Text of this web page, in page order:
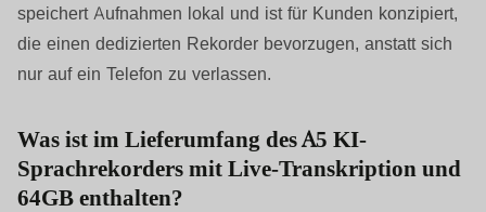
speichert Aufnahmen lokal und ist für Kunden konzipiert,
die einen dedizierten Rekorder bevorzugen, anstatt sich
nur auf ein Telefon zu verlassen.
Was ist im Lieferumfang des A5 KI-
Sprachrekorders mit Live-Transkription und
64GB enthalten?